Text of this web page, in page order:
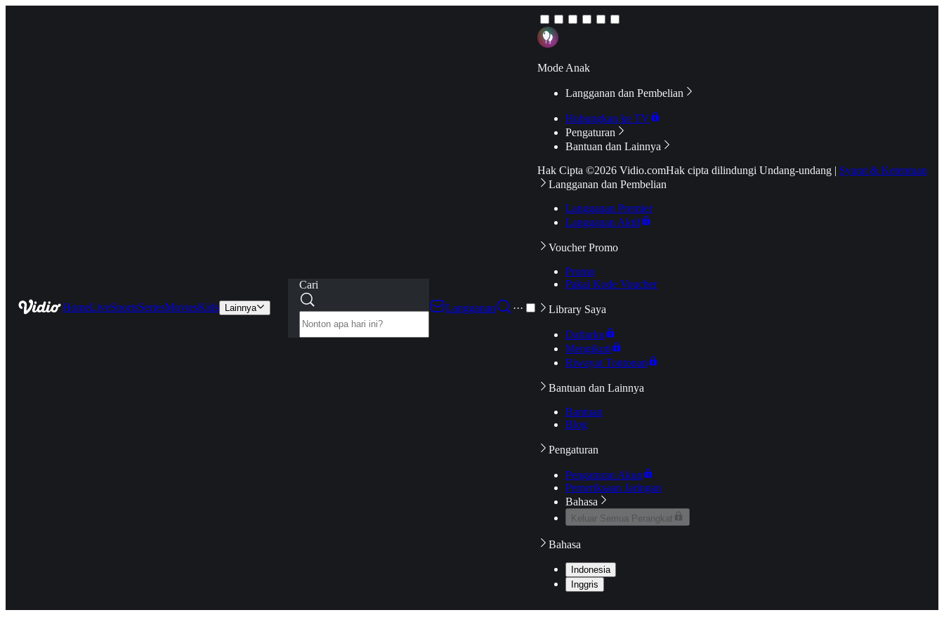
HomeLiveSportsSeriesMoviesKids Lainnya
Cari
Langganan
···
Mode Anak
Langganan dan Pembelian
Hubungkan ke TV
Pengaturan
Bantuan dan Lainnya
Hak Cipta ©2026 Vidio.comHak cipta dilindungi Undang-undang | Syarat & Ketentuan
Langganan dan Pembelian
Langganan Premier
Langganan Aktif
Voucher Promo
Promo
Pakai Kode Voucher
Library Saya
Daftarku
Mengikuti
Riwayat Tontonan
Bantuan dan Lainnya
Bantuan
Blog
Pengaturan
Pengaturan Akun
Pemeriksaan Jaringan
Bahasa
Keluar Semua Perangkat
Bahasa
Indonesia
Inggris